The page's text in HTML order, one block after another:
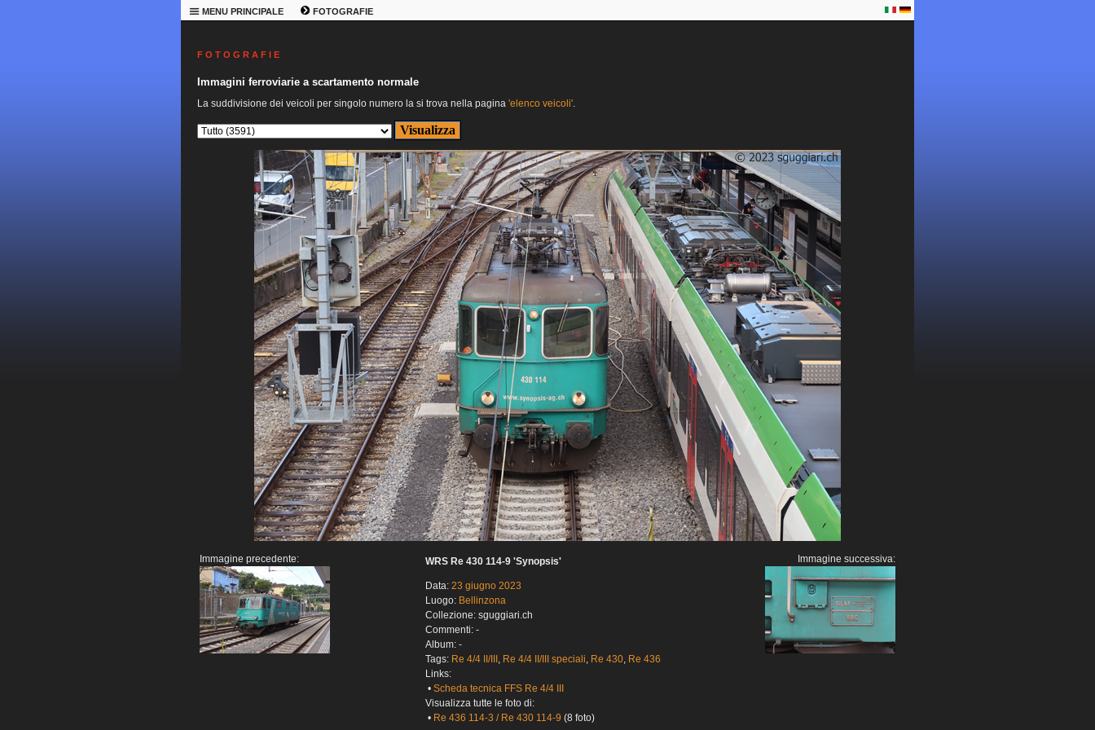
MENU PRINCIPALE FOTOGRAFIE
F O T O G R A F I E
Immagini ferroviarie a scartamento normale
La suddivisione dei veicoli per singolo numero la si trova nella pagina 'elenco veicoli'.
Immagine precedente: WRS Re 430 114-9 'Synopsis'
Data: 23 giugno 2023
Luogo: Bellinzona
Collezione: sguggiari.ch
Commenti: -
Album: -
Tags: Re 4/4 II/III , Re 4/4 II/III speciali, Re 430, Re 436
Links:
• Scheda tecnica FFS Re 4/4 III
Visualizza tutte le foto di:
• Re 436 114-3 / Re 430 114-9 (8 foto)
Immagine successiva: